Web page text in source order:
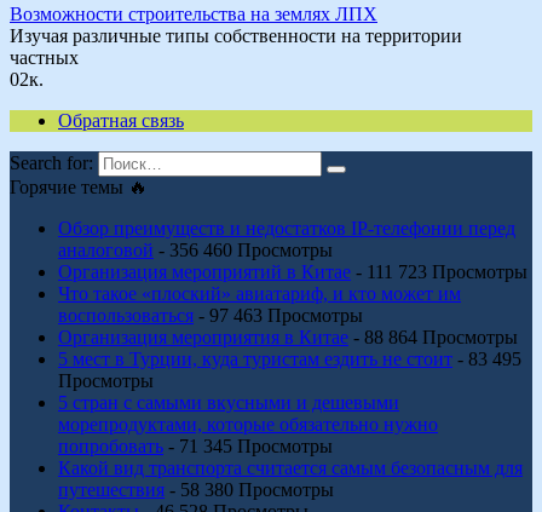
Возможности строительства на землях ЛПХ
Изучая различные типы собственности на территории
частных
02к.
Обратная связь
Search for:
Горячие темы 🔥
Обзор преимуществ и недостатков IP-телефонии перед
аналоговой - 356 460 Просмотры
Организация мероприятий в Китае - 111 723 Просмотры
Что такое «плоский» авиатариф, и кто может им
воспользоваться - 97 463 Просмотры
Организация мероприятия в Китае - 88 864 Просмотры
5 мест в Турции, куда туристам ездить не стоит - 83 495
Просмотры
5 стран с самыми вкусными и дешевыми
морепродуктами, которые обязательно нужно
попробовать - 71 345 Просмотры
Какой вид транспорта считается самым безопасным для
путешествия - 58 380 Просмотры